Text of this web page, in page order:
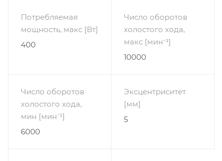
Потребляемая
мощность, макс [Вт]
400
Число оборотов
холостого хода,
макс [мин⁻¹]
10000
Число оборотов
холостого хода,
мин [мин⁻¹]
6000
Эксцентриситет
[мм]
5